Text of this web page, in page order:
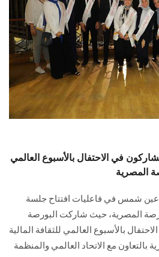
في الاحتفال بالأسبوع العالمي
المصرية
شمس في فاعليات افتتاح جلسة
المصرية، حيث شاركت البورصة
بالأسبوع العالمي للثقافة المالية
بالتعاون مع الاتحاد العالمي والمنظمة